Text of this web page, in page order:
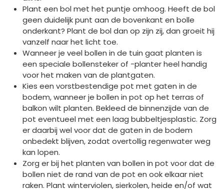
Plant een bol met het puntje omhoog. Heeft de bol
geen duidelijk punt aan de bovenkant en bolle
onderkant? Plant de bol dan op zijn zij, dan groeit hij
vanzelf naar het licht toe.
Wanneer je veel bollen in de tuin gaat planten is
een speciale bollensteker of -planter heel handig
voor het maken van de plantgaten.
Kies een vorstbestendige pot met gaten in de
bodem, wanneer je bollen in pot op het terras of
balkon wilt planten. Bekleed de binnenzijde van de
pot eventueel met een laag bubbeltjesplastic. Zorg
er daarbij wel voor dat de gaten in de bodem
onbedekt blijven, zodat overtollig regenwater weg
kan lopen.
Zorg er bij het planten van bollen in pot voor dat de
bollen niet de rand van de pot en ook elkaar niet
raken. Plant winterviolen, sierkolen, heide en/of wat